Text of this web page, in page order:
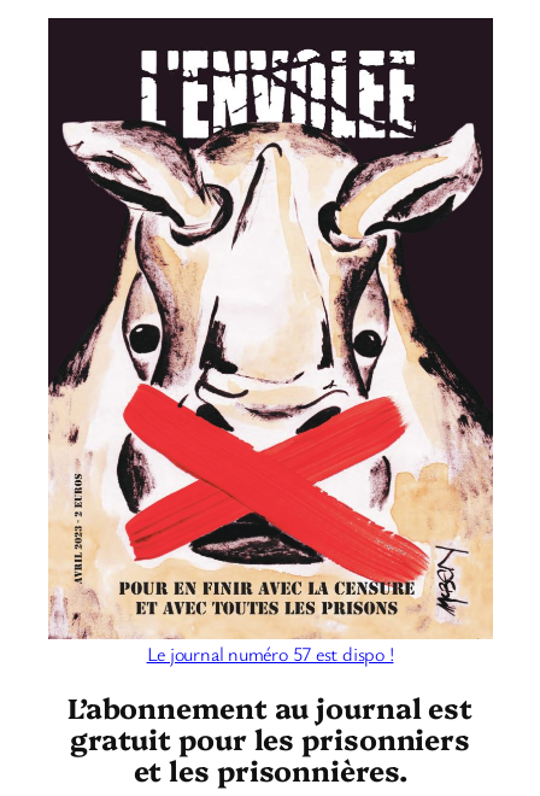
Le journal numéro 57 est dispo !
L’abonnement au journal est
gratuit pour les prisonniers
et les prisonnières.